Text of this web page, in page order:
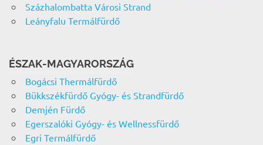
Százhalombatta Városi Strand
Leányfalu Termálfürdő
ÉSZAK-MAGYARORSZÁG
Bogácsi Thermálfürdő
Bükkszékfürdő Gyógy- és Strandfürdő
Demjén Fürdő
Egerszalóki Gyógy- és Wellnessfürdő
Egri Termálfürdő